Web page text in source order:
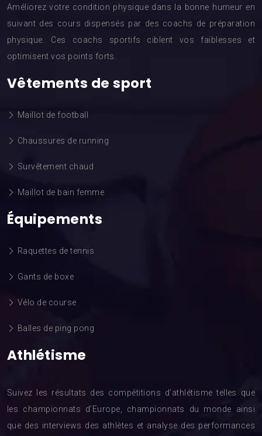
Améliorez votre condition physique dans la bonne humeur en
suivant des cours dispensés par des coachs de préparation
physique. Ces coachs sportifs ciblent vos faiblesses et
optimisent vos points forts.
Vêtements de sport
Maillot de football
Chaussures de running
Survêtement chaud
Maillot de bain femme
Équipements
Raquettes de tennis
Gants de boxe
Vélo de course
Balles de ping pong
Athlétisme
Suivez les résultats des compétitions d’athlétisme telles que
les championnats d’Europe, championnats du monde ainsi
que des interviews des athlètes et analyse des performances